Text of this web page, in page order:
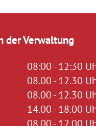
der Verwaltung
08:00 - 12:30
08.00 - 12.30
08.00 - 12.30
14.00 - 18.00
08.00 - 12.00